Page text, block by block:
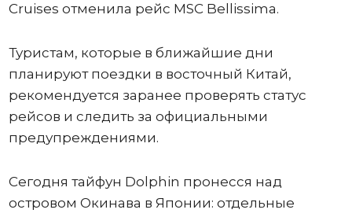
Cruises отменила рейс MSC Bellissima.
Туристам, которые в ближайшие дни
планируют поездки в восточный Китай,
рекомендуется заранее проверять статус
рейсов и следить за официальными
предупреждениями.
Сегодня тайфун Dolphin пронесся над
островом Окинава в Японии: отдельные